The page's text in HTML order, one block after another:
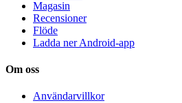
Magasin
Recensioner
Flöde
Ladda ner Android-app
Om oss
Användarvillkor